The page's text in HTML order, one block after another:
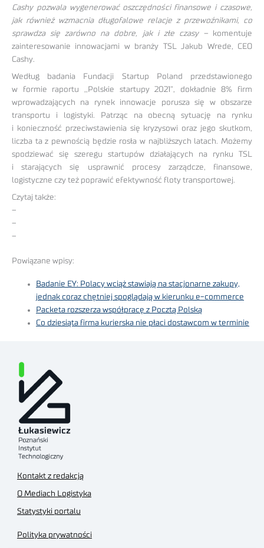
Cashy pozwala wygenerować oszczędności finansowe i czasowe,
jak również wzmacnia długofalowe relacje z przewoźnikami, co
sprawdza się zarówno na dobre, jak i złe czasy –komentuje
zainteresowanie innowacjami w branży TSL Jakub Wrede, CEO
Cashy.
Według badania Fundacji Startup Poland przedstawionego
w formie raportu ,,Polskie startupy 2021”, dokładnie 8% firm
wprowadzających na rynek innowacje porusza się w obszarze
transportu i logistyki. Patrząc na obecną sytuację na rynku
i konieczność przeciwstawienia się kryzysowi oraz jego skutkom,
liczba ta z pewnością będzie rosła w najbliższych latach. Możemy
spodziewać się szeregu startupów działających na rynku TSL
i starających się usprawnić procesy zarządcze, finansowe,
logistyczne czy też poprawić efektywność floty transportowej.
Czytaj także:
–
–
–
Powiązane wpisy:
Badanie EY: Polacy wciąż stawiają na stacjonarne zakupy,
jednak coraz chętniej spoglądają w kierunku e-commerce
Packeta rozszerza współpracę z Pocztą Polską
Co dziesiąta firma kurierska nie płaci dostawcom w terminie
Kontakt z redakcją
O Mediach Logistyka
Statystyki portalu
Polityka prywatności